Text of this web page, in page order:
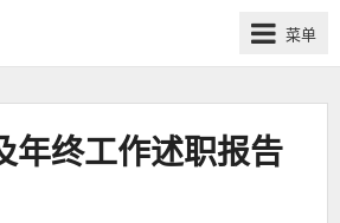
菜单
年终工作述职报告